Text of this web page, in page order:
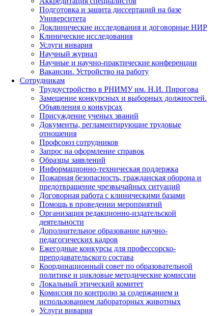
Подготовка и защита диссертаций на базе
Университета
Доклинические исследования и договорные НИР
Клинические исследования
Услуги вивария
Научный журнал
Научные и научно-практические конференции
Вакансии. Устройство на работу
Сотрудникам
Трудоустройство в РНИМУ им. Н.И. Пирогова
Замещение конкурсных и выборных должностей.
Объявления о конкурсах
Присуждение ученых званий
Документы, регламентирующие трудовые
отношения
Профсоюз сотрудников
Запрос на оформление справок
Образцы заявлений
Информационно-техническая поддержка
Пожарная безопасность, гражданская оборона и
предотвращение чрезвычайных ситуаций
Договорная работа с клиническими базами
Помощь в проведении мероприятий
Организация редакционно-издательской
деятельности
Дополнительное образование научно-
педагогических кадров
Ежегодные конкурсы для профессорско-
преподавательского состава
Координационный совет по образовательной
политике и цикловые методические комиссии
Локальный этический комитет
Комиссия по контролю за содержанием и
использованием лабораторных животных
Услуги вивария